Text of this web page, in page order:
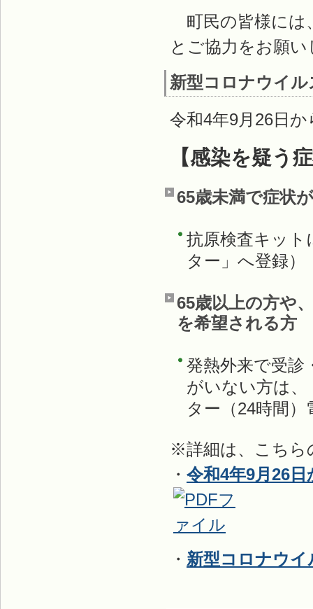
町民の皆様には
とご協力をお願
新型コロナウイ
令和4年9月26日
【感染を疑う
65歳未満で症状
抗原検査キット
ター」へ登録）
65歳以上の方や
を希望される方
発熱外来で受
がいない方は、
ター（24時間
※詳細は、こちら
・ 令和4年9月26
・ 新型コロナウ